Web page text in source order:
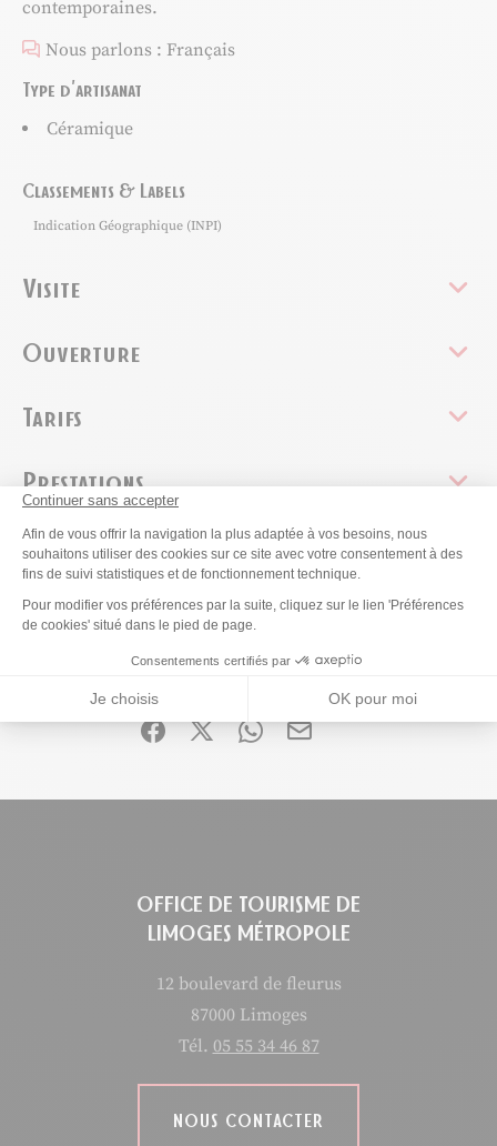
Continuer sans accepter
Plateforme de Gestion du
Afin de vous offrir la navigation la plus adaptée à vos besoins, nous
souhaitons utiliser des cookies sur ce site avec votre consentement à des
fins de suivi statistiques et de fonctionnement technique.
Pour modifier vos préférences par la suite, cliquez sur le lien 'Préférences
de cookies' situé dans le pied de page.
Consentements certifiés par
Je choisis OK pour moi
Axeptio consent
contemporaines.
Nous parlons : Français
Type d'artisanat
Céramique
Classements & Labels
Indication Géographique (INPI)
Visite
Ouverture
Tarifs
Prestations
Ce contenu vous a été utile ?
2
Ce contenu vous a été utile
Ce contenu ne vous a pas été utile
Partager sur Facebook (nouvelle fenêtre)
Partager sur X / Twitter (nouvelle
Partager sur WhatsApp
Partager par mail
OFFICE DE TOURISME DE
LIMOGES MÉTROPOLE
12 boulevard de fleurus
87000 Limoges
Tél. 05 55 34 46 87
NOUS CONTACTER